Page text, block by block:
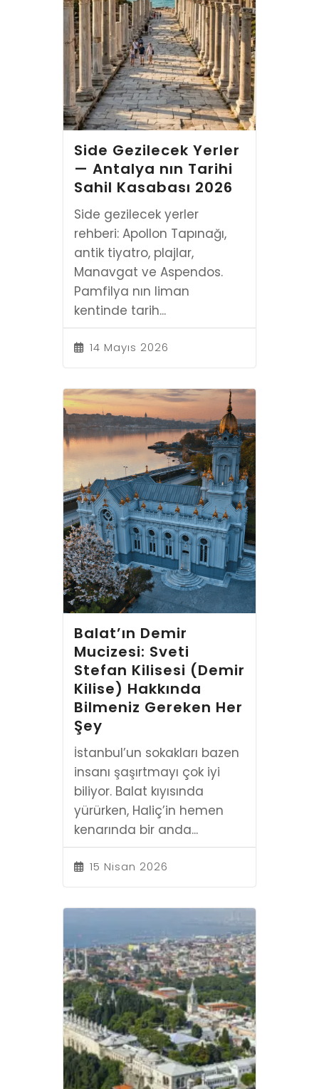
Side Gezilecek Yerler
— Antalya nın Tarihi
Sahil Kasabası 2026
14 Mayıs 2026
Side gezilecek yerler
rehberi: Apollon Tapınağı,
antik tiyatro, plajlar,
Manavgat ve Aspendos.
Pamfilya nın liman
kentinde tarih...
Balat’ın Demir
Mucizesi: Sveti
Stefan Kilisesi (Demir
Kilise) Hakkında
Bilmeniz Gereken Her
Şey
15 Nisan 2026
İstanbul’un sokakları bazen
insanı şaşırtmayı çok iyi
biliyor. Balat kıyısında
yürürken, Haliç’in hemen
kenarında bir anda...